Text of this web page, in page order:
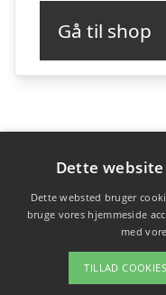
Gå til shop
Varekategorier
Produkter
Forside
Om /
Dette
Dette websted bruger
bruge vores hjemmeside
med
TILLAD COOKIES